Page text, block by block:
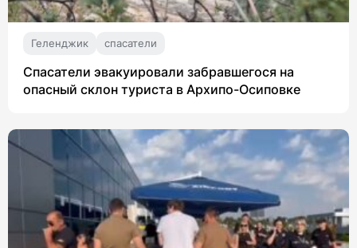
Геленджик спасатели
Спасатели эвакуировали забравшегося на
опасный склон туриста в Архипо-Осиповке